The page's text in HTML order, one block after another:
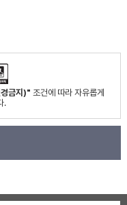
금지)" 조건에 따라 자유롭게
.